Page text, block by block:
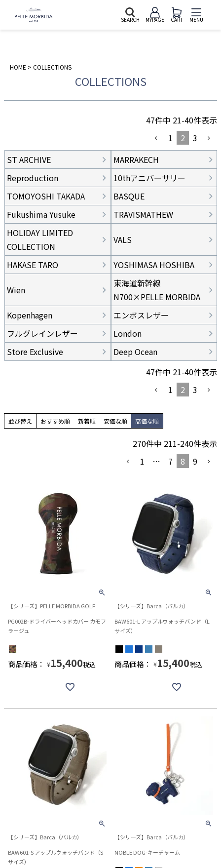
SEARCH MYPAGE CART MENU
HOME COLLECTIONS
COLLECTIONS
47件中 21-40件表示
1
2
3
ST ARCHIVE
MARRAKECH
Reproduction
10thアニバーサリー
TOMOYOSHI TAKADA
BASQUE
Fukushima Yusuke
TRAVISMATHEW
HOLIDAY LIMITED
COLLECTION
VALS
HAKASE TARO YOSHIMASA HOSHIBA
Wien
東海道新幹線
N700×PELLE MORBIDA
Kopenhagen
エンボスレザー
フルグレインレザー
London
Store Exclusive
Deep Ocean
47件中 21-40件表示
1
2 3
並び替え おすすめ順 新着順 安価な順 高価な順
270件中 211-240件表示
1
… 7 8 9
【シリーズ】PELLE MORBIDA GOLF
PG002B-ドライバーヘッドカバー カモフ
ラージュ
商品価格： ¥15,400税込
【シリーズ】Barca（バルカ）
BAW601-L アップルウォッチバンド（L
サイズ）
商品価格： ¥15,400税込
【シリーズ】Barca（バルカ）
BAW601-S アップルウォッチバンド（S
サイズ）
【シリーズ】Barca（バルカ）
NOBLE DOG-キーチャーム